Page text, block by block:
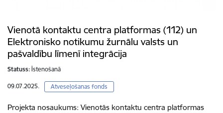
Vienotā kontaktu centra platformas (112) un
Elektronisko notikumu žurnālu valsts un
pašvaldību līmenī integrācija
Statuss: Īstenošanā
09.07.2025. Atveseļošanas fonds
Projekta nosaukums: Vienotās kontaktu centra platformas